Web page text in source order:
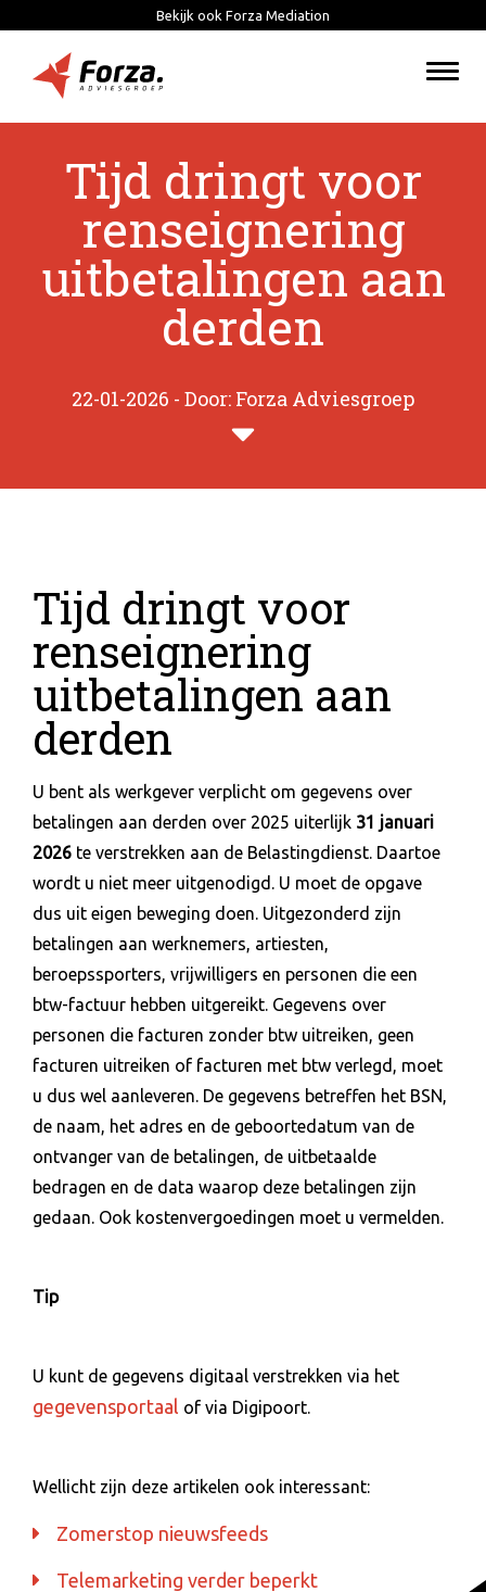
Bekijk ook Forza Mediation
Tijd dringt voor
renseignering
uitbetalingen aan
derden
22-01-2026 - Door: Forza Adviesgroep
Tijd dringt voor
renseignering
uitbetalingen aan
derden
U bent als werkgever verplicht om gegevens over
betalingen aan derden over 2025 uiterlijk 31 januari
2026 te verstrekken aan de Belastingdienst. Daartoe
wordt u niet meer uitgenodigd. U moet de opgave
dus uit eigen beweging doen. Uitgezonderd zijn
betalingen aan werknemers, artiesten,
beroepssporters, vrijwilligers en personen die een
btw-factuur hebben uitgereikt. Gegevens over
personen die facturen zonder btw uitreiken, geen
facturen uitreiken of facturen met btw verlegd, moet
u dus wel aanleveren. De gegevens betreffen het BSN,
de naam, het adres en de geboortedatum van de
ontvanger van de betalingen, de uitbetaalde
bedragen en de data waarop deze betalingen zijn
gedaan. Ook kostenvergoedingen moet u vermelden.
Tip
U kunt de gegevens digitaal verstrekken via het
gegevensportaal of via Digipoort.
Wellicht zijn deze artikelen ook interessant:
Zomerstop nieuwsfeeds
Telemarketing verder beperkt